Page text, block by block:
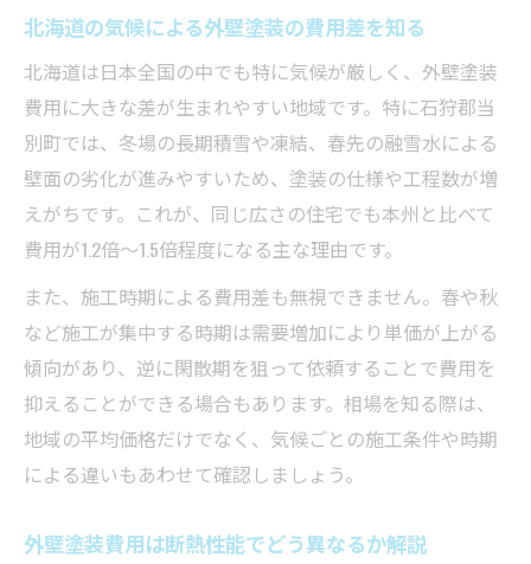
法
安心できる外壁塗装費用比較のポイント
外壁塗装費用を比較検討する時の注意点
安心できる外壁塗装費用の比較方法解説
複数の外壁塗装見積もりを上手に活用する
外壁塗装費用比較で重視すべき基準とは
納得の外壁塗装費用を選ぶための比較術
北海道の気候による外壁塗装の費用差を知る
北海道は日本全国の中でも特に気候が厳しく、外壁塗装
費用に大きな差が生まれやすい地域です。特に石狩郡当
別町では、冬場の長期積雪や凍結、春先の融雪水による
壁面の劣化が進みやすいため、塗装の仕様や工程数が増
えがちです。これが、同じ広さの住宅でも本州と比べて
費用が1.2倍〜1.5倍程度になる主な理由です。
また、施工時期による費用差も無視できません。春や秋
など施工が集中する時期は需要増加により単価が上がる
傾向があり、逆に閑散期を狙って依頼することで費用を
抑えることができる場合もあります。相場を知る際は、
地域の平均価格だけでなく、気候ごとの施工条件や時期
による違いもあわせて確認しましょう。
外壁塗装費用は断熱性能でどう異なるか解説